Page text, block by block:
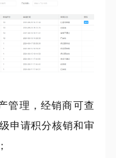
管理，经销商可查
申请积分核销和审